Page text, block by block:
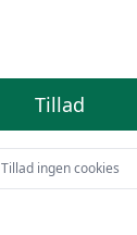
Tillad
Tillad ingen cookies